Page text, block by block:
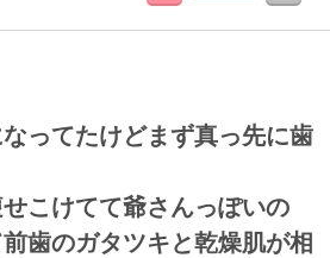
ってたけどまず真っ先に歯
こけてて爺さんっぽいの
歯のガタツキと乾燥肌が相